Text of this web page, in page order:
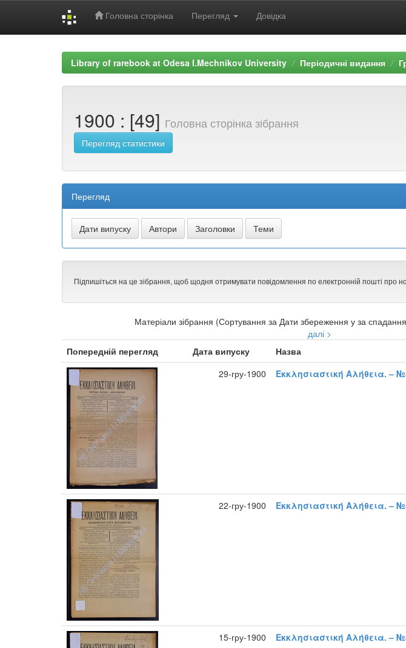
Головна сторінка Перегляд Довідка
Library of rarebook at Odesa I.Mechnikov University Періодичні видання
1900 : [49] Головна сторінка зібрання
Перегляд статистики
Перегляд
Підпишіться на це зібрання, щоб щодня отримувати повідомлення по електронній пошті про
Матеріали зібрання (Сортування за Дати збереження у за
далі >
Попередній перегляд
Дата випуску Назва
29-гру-1900
Εκκλησιαστική Αλήθεια. –
22-гру-1900 Εκκλησιαστική Αλήθεια. –
15-гру-1900 Εκκλησιαστική Αλήθεια. –